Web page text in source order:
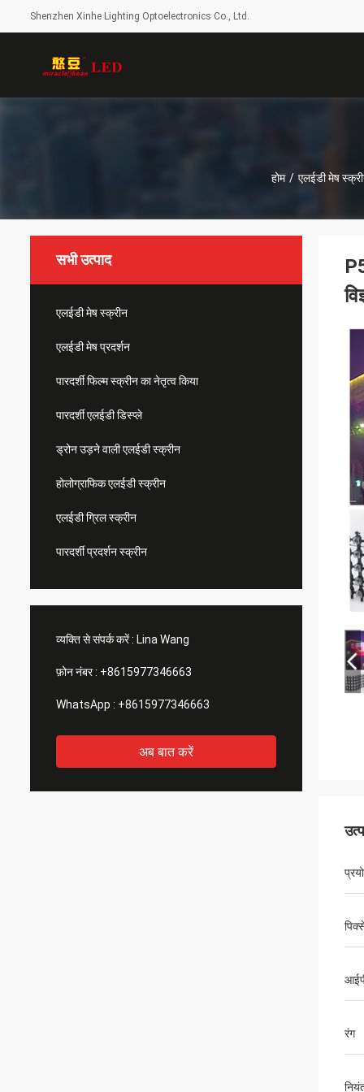
Shenzhen Xinhe Lighting Optoelectronics Co., Ltd.
होम / एलईडी मेष
सभी उत्पाद
एलईडी मेष स्क्रीन
एलईडी मेष प्रदर्शन
पारदर्शी फिल्म स्क्रीन का नेतृत्व किया
पारदर्शी एलईडी डिस्प्ले
ड्रोन उड़ने वाली एलईडी स्क्रीन
होलोग्राफिक एलईडी स्क्रीन
एलईडी ग्रिल स्क्रीन
पारदर्शी प्रदर्शन स्क्रीन
व्यक्ति से संपर्क करें : Lina Wang
फ़ोन नंबर : +8615977346663
WhatsApp : +8615977346663
अब बात करें
रंग